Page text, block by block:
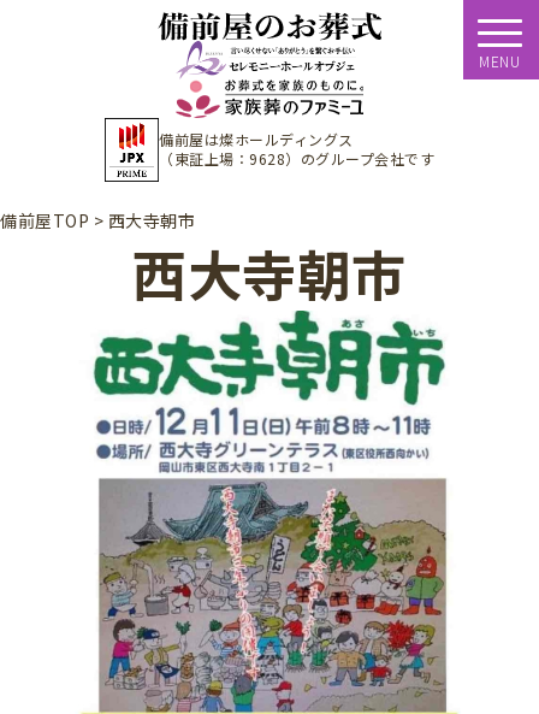
備前屋は燦ホールディングス
（東証上場：9628） のグループ会社です
MENU
備前屋TOP > 西大寺朝市
西大寺朝市